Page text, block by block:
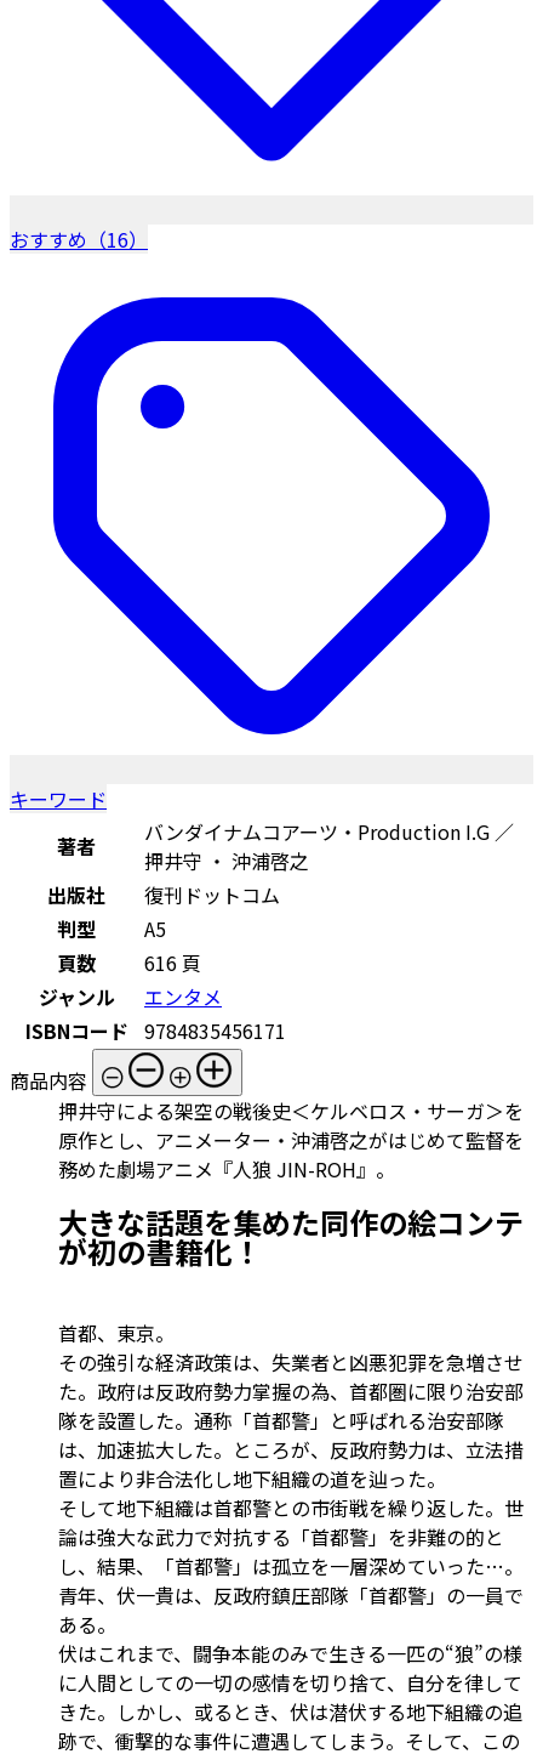
おすすめ（16）
キーワード
著者
バンダイナムコアーツ・Production I.G ／
押井守 ・ 沖浦啓之
出版社
復刊ドットコム
判型
A5
頁数
616 頁
ジャンル
エンタメ
ISBNコード 9784835456171
商品内容
押井守による架空の戦後史＜ケルベロス・サーガ＞を
原作とし、アニメーター・沖浦啓之がはじめて監督を
務めた劇場アニメ『人狼 JIN-ROH』。
大きな話題を集めた同作の絵コンテ
が初の書籍化！
首都、東京。
その強引な経済政策は、失業者と凶悪犯罪を急増させ
た。政府は反政府勢力掌握の為、首都圏に限り治安部
隊を設置した。通称「首都警」と呼ばれる治安部隊
は、加速拡大した。ところが、反政府勢力は、立法措
置により非合法化し地下組織の道を辿った。
そして地下組織は首都警との市街戦を繰り返した。世
論は強大な武力で対抗する「首都警」を非難の的と
し、結果、「首都警」は孤立を一層深めていった…。
青年、伏一貴は、反政府鎮圧部隊「首都警」の一員で
ある。
伏はこれまで、闘争本能のみで生きる一匹の“狼”の様
に人間としての一切の感情を切り捨て、自分を律して
きた。しかし、或るとき、伏は潜伏する地下組織の追
跡で、衝撃的な事件に遭遇してしまう。そして、この